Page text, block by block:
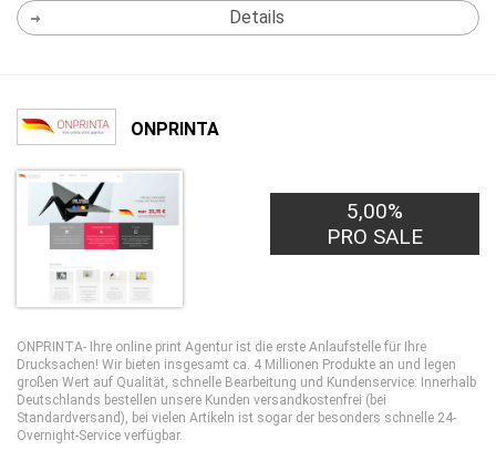
Details
ONPRINTA
5,00%
PRO SALE
ONPRINTA- Ihre online print Agentur ist die erste Anlaufstelle für Ihre
Drucksachen! Wir bieten insgesamt ca. 4 Millionen Produkte an und legen
großen Wert auf Qualität, schnelle Bearbeitung und Kundenservice: Innerhalb
Deutschlands bestellen unsere Kunden versandkostenfrei (bei
Standardversand), bei vielen Artikeln ist sogar der besonders schnelle 24-
Overnight-Service verfügbar.